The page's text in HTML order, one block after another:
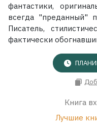
фантастики,
всегда "преданный"
Писатель,
фактически
Книга
Лучшие